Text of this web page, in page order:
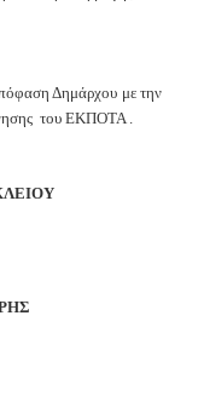
Δημάρχου με την
του ΕΚΠΟΤΑ .